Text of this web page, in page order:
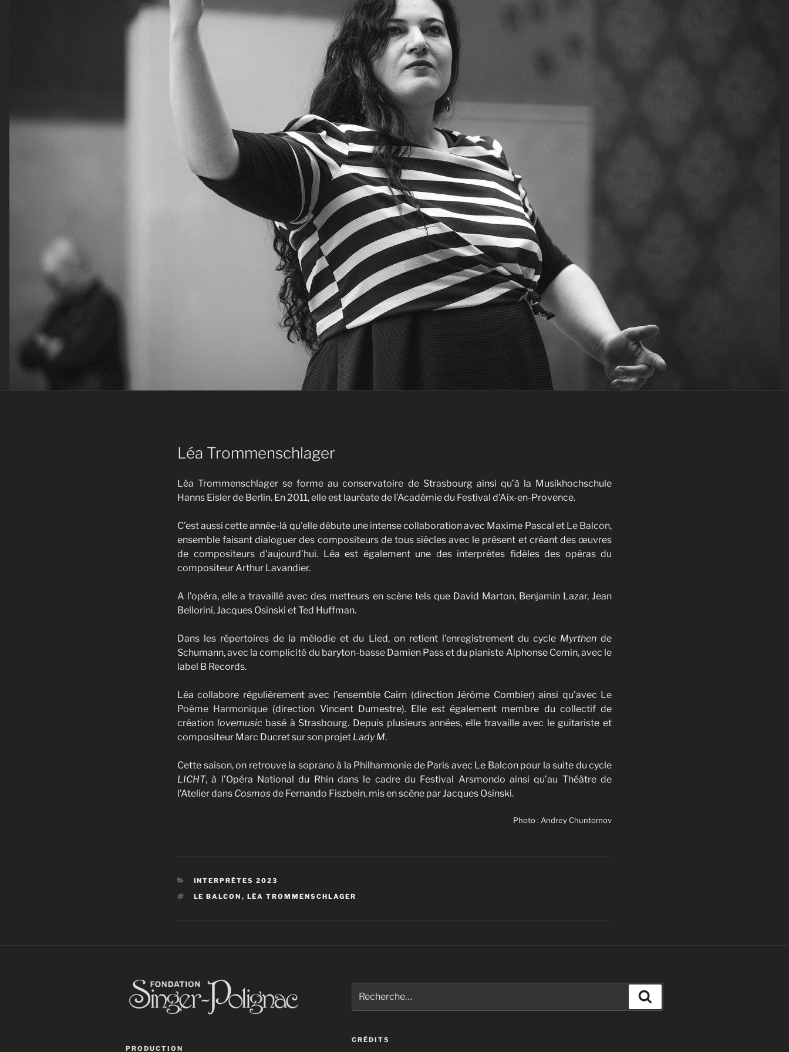
Léa Trommenschlager
Léa Trommenschlager se forme au conservatoire de Strasbourg ainsi qu’à la Musikhochschule
Hanns Eisler de Berlin. En 2011, elle est lauréate de l’Académie du Festival d’Aix-en-Provence.
C’est aussi cette année-là qu’elle débute une intense collaboration avec Maxime Pascal et Le Balcon,
ensemble faisant dialoguer des compositeurs de tous siècles avec le présent et créant des œuvres
de compositeurs d’aujourd’hui. Léa est également une des interprètes fidèles des opéras du
compositeur Arthur Lavandier.
A l’opéra, elle a travaillé avec des metteurs en scène tels que David Marton, Benjamin Lazar, Jean
Bellorini, Jacques Osinski et Ted Huffman.
Dans les répertoires de la mélodie et du Lied, on retient l’enregistrement du cycle Myrthende
Schumann, avec la complicité du baryton-basse Damien Pass et du pianiste Alphonse Cemin, avec le
label B Records.
Léa collabore régulièrement avec l’ensemble Cairn (direction Jérôme Combier) ainsi qu’avec Le
Poème Harmonique (direction Vincent Dumestre). Elle est également membre du collectif de
création lovemusic basé à Strasbourg. Depuis plusieurs années, elle travaille avec le guitariste et
compositeur Marc Ducret sur son projet Lady M.
Cette saison, on retrouve la soprano à la Philharmonie de Paris avec Le Balcon pour la suite du cycle
LICHT, à l’Opéra National du Rhin dans le cadre du Festival Arsmondo ainsi qu’au Théâtre de
l’Atelier dans Cosmosde Fernando Fiszbein, mis en scène par Jacques Osinski.
Photo : Andrey Chuntomov
CATÉGORIES
INTERPRÈTES 2023
ÉTIQUETTES
LE BALCON , LÉA TROMMENSCHLAGER
PRODUCTION
pour
:
CRÉDITS